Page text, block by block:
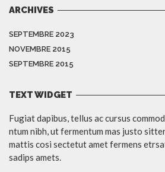
ARCHIVES
SEPTEMBRE 2023
NOVEMBRE 2015
SEPTEMBRE 2015
TEXT WIDGET
Fugiat dapibus, tellus ac cursus
ntum nibh, ut fermentum mas justo
mattis cosi sectetut amet fermens
sadips amets.